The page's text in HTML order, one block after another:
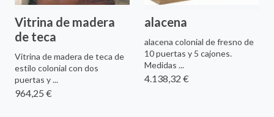
Vitrina de madera
de teca
Vitrina de madera de teca de
estilo colonial con dos
puertas y ...
964,25 €
alacena
alacena colonial de fresno de
10 puertas y 5 cajones.
Medidas ...
4.138,32 €